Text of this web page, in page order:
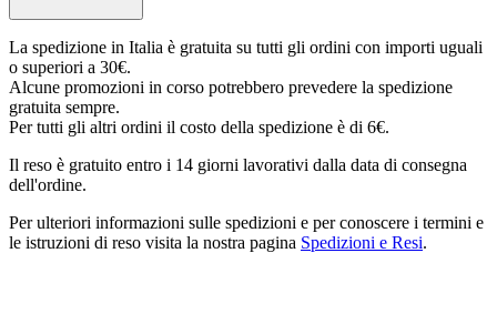
La spedizione in Italia è gratuita su tutti gli ordini con importi uguali
o superiori a 30€.
Alcune promozioni in corso potrebbero prevedere la spedizione
gratuita sempre.
Per tutti gli altri ordini il costo della spedizione è di 6€.
Il reso è gratuito entro i 14 giorni lavorativi dalla data di consegna
dell'ordine.
Per ulteriori informazioni sulle spedizioni e per conoscere i termini e
le istruzioni di reso visita la nostra pagina Spedizioni e Resi.